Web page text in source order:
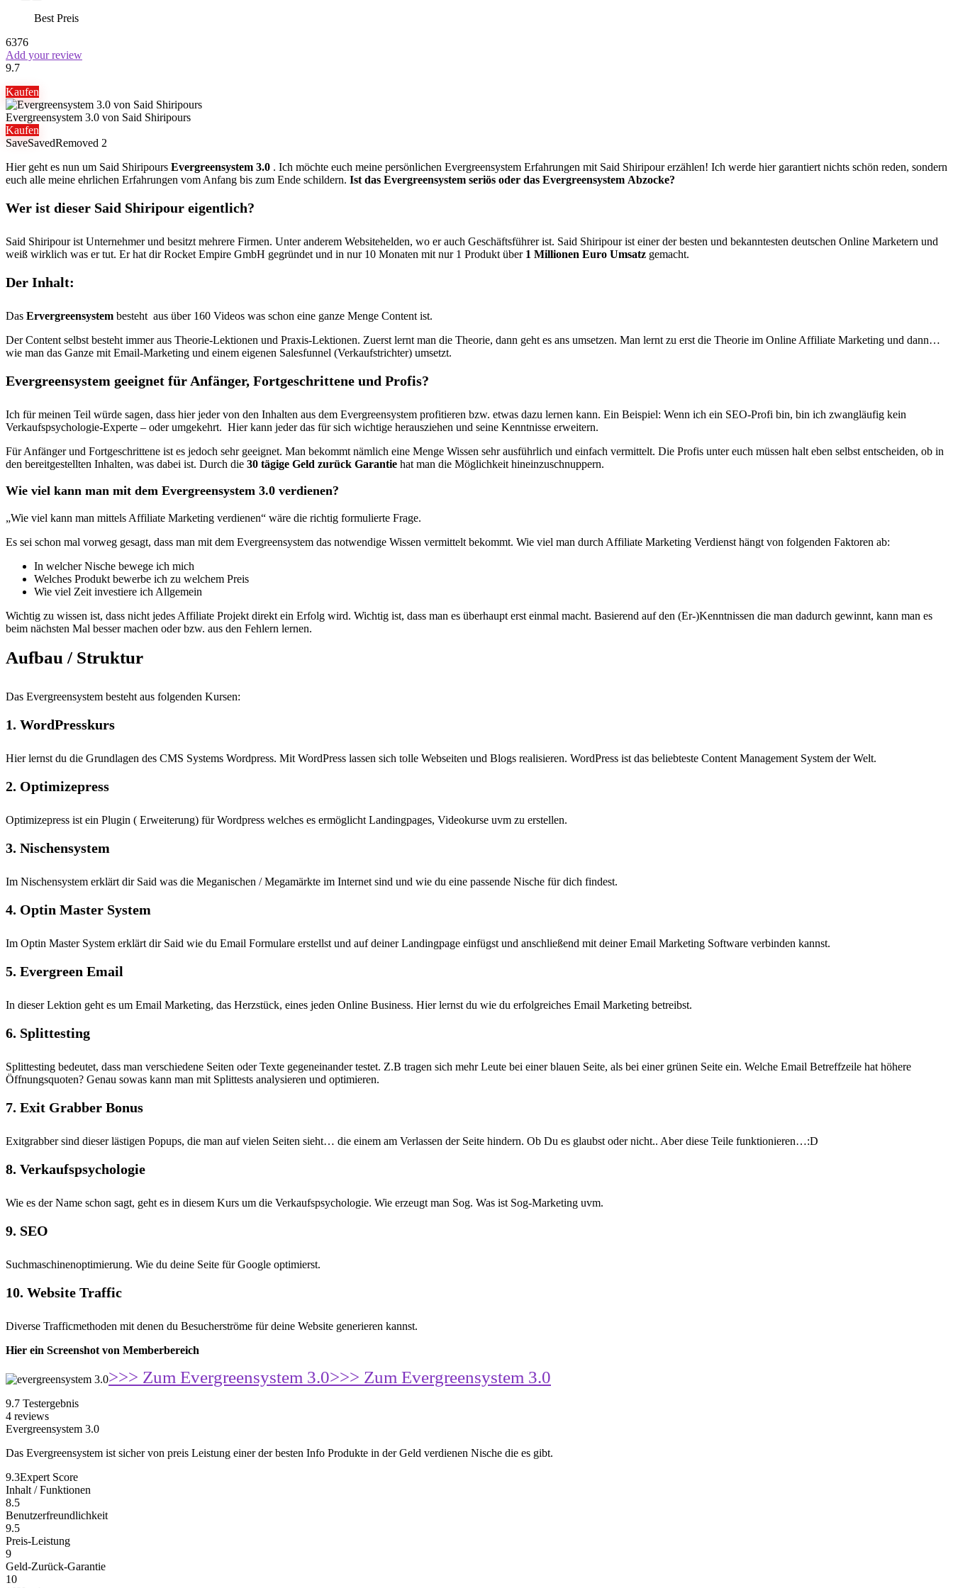
Best Preis
6376
Add your review
9.7
Kaufen
Evergreensystem 3.0 von Said Shiripours
Kaufen
SaveSavedRemoved 2
Hier geht es nun um Said Shiripours Evergreensystem 3.0 . Ich möchte euch meine persönlichen Evergreensystem Erfahrungen mit Said Shiripour erzählen! Ich werde hier garantiert nichts schön reden, sondern
euch alle meine ehrlichen Erfahrungen vom Anfang bis zum Ende schildern. Ist das Evergreensystem seriös oder das Evergreensystem Abzocke?
Wer ist dieser Said Shiripour eigentlich?
Said Shiripour ist Unternehmer und besitzt mehrere Firmen. Unter anderem Websitehelden, wo er auch Geschäftsführer ist. Said Shiripour ist einer der besten und bekanntesten deutschen Online Marketern und
weiß wirklich was er tut. Er hat dir Rocket Empire GmbH gegründet und in nur 10 Monaten mit nur 1 Produkt über 1 Millionen Euro Umsatz gemacht.
Der Inhalt:
Das Ervergreensystem besteht aus über 160 Videos was schon eine ganze Menge Content ist.
Der Content selbst besteht immer aus Theorie-Lektionen und Praxis-Lektionen. Zuerst lernt man die Theorie, dann geht es ans umsetzen. Man lernt zu erst die Theorie im Online Affiliate Marketing und dann…
wie man das Ganze mit Email-Marketing und einem eigenen Salesfunnel (Verkaufstrichter) umsetzt.
Evergreensystem geeignet für Anfänger, Fortgeschrittene und Profis?
Ich für meinen Teil würde sagen, dass hier jeder von den Inhalten aus dem Evergreensystem profitieren bzw. etwas dazu lernen kann. Ein Beispiel: Wenn ich ein SEO-Profi bin, bin ich zwangläufig kein
Verkaufspsychologie-Experte – oder umgekehrt. Hier kann jeder das für sich wichtige herausziehen und seine Kenntnisse erweitern.
Für Anfänger und Fortgeschrittene ist es jedoch sehr geeignet. Man bekommt nämlich eine Menge Wissen sehr ausführlich und einfach vermittelt. Die Profis unter euch müssen halt eben selbst entscheiden, ob in
den bereitgestellten Inhalten, was dabei ist. Durch die 30 tägige Geld zurück Garantie hat man die Möglichkeit hineinzuschnuppern.
Wie viel kann man mit dem Evergreensystem 3.0 verdienen?
„Wie viel kann man mittels Affiliate Marketing verdienen“ wäre die richtig formulierte Frage.
Es sei schon mal vorweg gesagt, dass man mit dem Evergreensystem das notwendige Wissen vermittelt bekommt. Wie viel man durch Affiliate Marketing Verdienst hängt von folgenden Faktoren ab:
In welcher Nische bewege ich mich
Welches Produkt bewerbe ich zu welchem Preis
Wie viel Zeit investiere ich Allgemein
Wichtig zu wissen ist, dass nicht jedes Affiliate Projekt direkt ein Erfolg wird. Wichtig ist, dass man es überhaupt erst einmal macht. Basierend auf den (Er-)Kenntnissen die man dadurch gewinnt, kann man es
beim nächsten Mal besser machen oder bzw. aus den Fehlern lernen.
Aufbau / Struktur
Das Evergreensystem besteht aus folgenden Kursen:
1. WordPresskurs
Hier lernst du die Grundlagen des CMS Systems Wordpress. Mit WordPress lassen sich tolle Webseiten und Blogs realisieren. WordPress ist das beliebteste Content Management System der Welt.
2. Optimizepress
Optimizepress ist ein Plugin ( Erweiterung) für Wordpress welches es ermöglicht Landingpages, Videokurse uvm zu erstellen.
3. Nischensystem
Im Nischensystem erklärt dir Said was die Meganischen / Megamärkte im Internet sind und wie du eine passende Nische für dich findest.
4. Optin Master System
Im Optin Master System erklärt dir Said wie du Email Formulare erstellst und auf deiner Landingpage einfügst und anschließend mit deiner Email Marketing Software verbinden kannst.
5. Evergreen Email
In dieser Lektion geht es um Email Marketing, das Herzstück, eines jeden Online Business. Hier lernst du wie du erfolgreiches Email Marketing betreibst.
6. Splittesting
Splittesting bedeutet, dass man verschiedene Seiten oder Texte gegeneinander testet. Z.B tragen sich mehr Leute bei einer blauen Seite, als bei einer grünen Seite ein. Welche Email Betreffzeile hat höhere
Öffnungsquoten? Genau sowas kann man mit Splittests analysieren und optimieren.
7. Exit Grabber Bonus
Exitgrabber sind dieser lästigen Popups, die man auf vielen Seiten sieht… die einem am Verlassen der Seite hindern. Ob Du es glaubst oder nicht.. Aber diese Teile funktionieren…:D
8. Verkaufspsychologie
Wie es der Name schon sagt, geht es in diesem Kurs um die Verkaufspsychologie. Wie erzeugt man Sog. Was ist Sog-Marketing uvm.
9. SEO
Suchmaschinenoptimierung. Wie du deine Seite für Google optimierst.
10. Website Traffic
Diverse Trafficmethoden mit denen du Besucherströme für deine Website generieren kannst.
Hier ein Screenshot von Memberbereich
>>> Zum Evergreensystem 3.0>>> Zum Evergreensystem 3.0
9.7 Testergebnis
4 reviews
Evergreensystem 3.0
Das Evergreensystem ist sicher von preis Leistung einer der besten Info Produkte in der Geld verdienen Nische die es gibt.
9.3Expert Score
Inhalt / Funktionen
8.5
Benutzerfreundlichkeit
9.5
Preis-Leistung
9
Geld-Zurück-Garantie
10